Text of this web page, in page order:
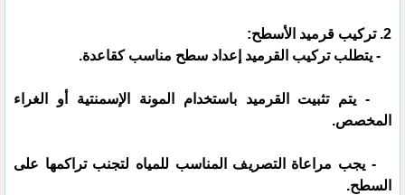
2. تركيب قرميد الأسطح:
- يتطلب تركيب القرميد إعداد سطح مناسب كقاعدة.
- يتم تثبيت القرميد باستخدام المونة الإسمنتية أو الغراء
المخصص.
- يجب مراعاة التصريف المناسب للمياه لتجنب تراكمها على
السطح.